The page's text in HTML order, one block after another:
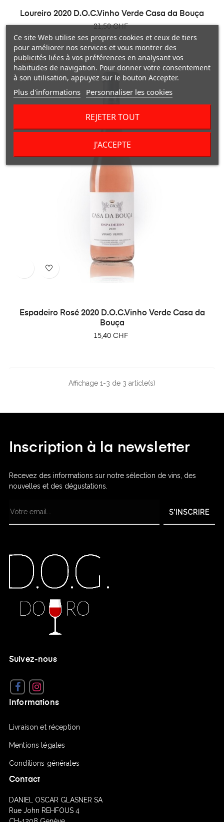
Loureiro 2020 D.O.C.Vinho Verde Casa da Bouça
Prix
21,50 CHF
PROMO !
Espadeiro Rosé 2020 D.O.C.Vinho Verde Casa da
Bouça
Prix
15,40 CHF
Affichage 1-3 de 3 article(s)
Inscription à la newsletter
Recevez des informations sur notre sélection de vins, des
nouvelles et des dégustations.
S'INSCRIRE
Suivez-nous
Facebook
Informations
Livraison et réception
Mentions légales
Conditions générales
Contact
DANIEL OSCAR GLASNER SA
Rue John REHFOUS 4
Ce site Web utilise ses propres cookies et ceux de tiers
pour améliorer nos services et vous montrer des
publicités liées à vos préférences en analysant vos
habitudes de navigation. Pour donner votre consentement
à son utilisation, appuyez sur le bouton Accepter.
Plus d'informations Personnaliser les cookies
REJETER TOUT
J'ACCEPTE